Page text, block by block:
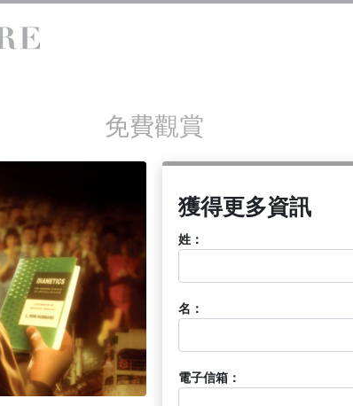
免費觀賞
獲得更多資訊
姓：
名：
電子信箱：